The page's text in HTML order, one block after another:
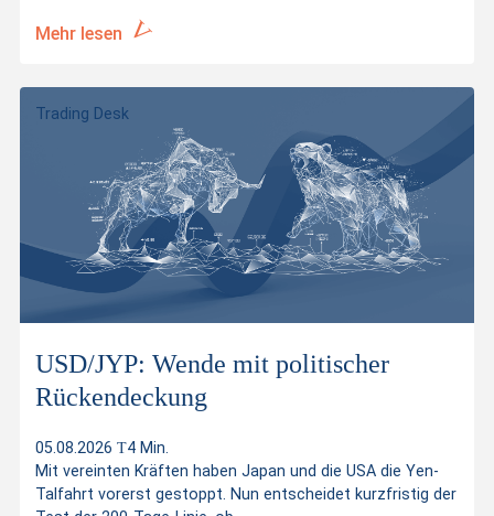
Mehr lesen
Trading Desk
USD/JYP: Wende mit politischer
Rückendeckung
05.08.2026
4 Min.
Mit vereinten Kräften haben Japan und die USA die Yen-
Talfahrt vorerst gestoppt. Nun entscheidet kurzfristig der